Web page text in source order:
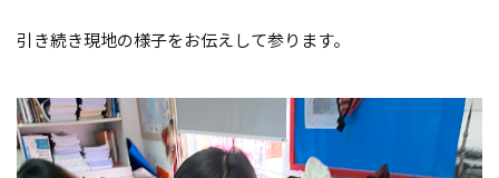
引き続き現地の様子をお伝えして参ります。